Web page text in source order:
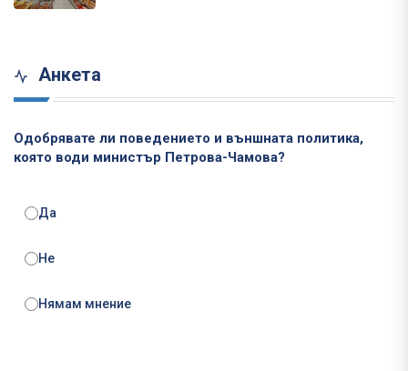
Анкета
Одобрявате ли поведението и външната политика,
която води министър Петрова-Чамова?
Да
Не
Нямам мнение